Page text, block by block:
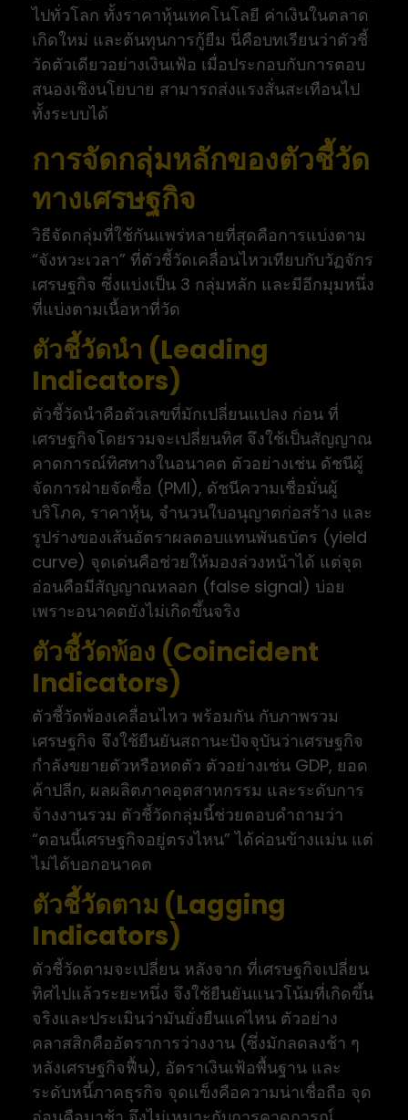
ไปทั่วโลก ทั้งราคาหุ้นเทคโนโลยี ค่าเงินในตลาด
เกิดใหม่ และต้นทุนการกู้ยืม นี่คือบทเรียนว่าตัวชี้
วัดตัวเดียวอย่างเงินเฟ้อ เมื่อประกอบกับการตอบ
สนองเชิงนโยบาย สามารถส่งแรงสั่นสะเทือนไป
ทั้งระบบได้
การจัดกลุ่มหลักของตัวชี้วัด
ทางเศรษฐกิจ
วิธีจัดกลุ่มที่ใช้กันแพร่หลายที่สุดคือการแบ่งตาม
“จังหวะเวลา” ที่ตัวชี้วัดเคลื่อนไหวเทียบกับวัฏจักร
เศรษฐกิจ ซึ่งแบ่งเป็น 3 กลุ่มหลัก และมีอีกมุมหนึ่ง
ที่แบ่งตามเนื้อหาที่วัด
ตัวชี้วัดนำ (Leading
Indicators)
ตัวชี้วัดนำคือตัวเลขที่มักเปลี่ยนแปลง ก่อน ที่
เศรษฐกิจโดยรวมจะเปลี่ยนทิศ จึงใช้เป็นสัญญาณ
คาดการณ์ทิศทางในอนาคต ตัวอย่างเช่น ดัชนีผู้
จัดการฝ่ายจัดซื้อ (PMI), ดัชนีความเชื่อมั่นผู้
บริโภค, ราคาหุ้น, จำนวนใบอนุญาตก่อสร้าง และ
รูปร่างของเส้นอัตราผลตอบแทนพันธบัตร (yield
curve) จุดเด่นคือช่วยให้มองล่วงหน้าได้ แต่จุด
อ่อนคือมีสัญญาณหลอก (false signal) บ่อย
เพราะอนาคตยังไม่เกิดขึ้นจริง
ตัวชี้วัดพ้อง (Coincident
Indicators)
ตัวชี้วัดพ้องเคลื่อนไหว พร้อมกัน กับภาพรวม
เศรษฐกิจ จึงใช้ยืนยันสถานะปัจจุบันว่าเศรษฐกิจ
กำลังขยายตัวหรือหดตัว ตัวอย่างเช่น GDP, ยอด
ค้าปลีก, ผลผลิตภาคอุตสาหกรรม และระดับการ
จ้างงานรวม ตัวชี้วัดกลุ่มนี้ช่วยตอบคำถามว่า
“ตอนนี้เศรษฐกิจอยู่ตรงไหน” ได้ค่อนข้างแม่น แต่
ไม่ได้บอกอนาคต
ตัวชี้วัดตาม (Lagging
Indicators)
ตัวชี้วัดตามจะเปลี่ยน หลังจาก ที่เศรษฐกิจเปลี่ยน
ทิศไปแล้วระยะหนึ่ง จึงใช้ยืนยันแนวโน้มที่เกิดขึ้น
จริงและประเมินว่ามันยั่งยืนแค่ไหน ตัวอย่าง
คลาสสิกคืออัตราการว่างงาน (ซึ่งมักลดลงช้า ๆ
หลังเศรษฐกิจฟื้น), อัตราเงินเฟ้อพื้นฐาน และ
ระดับหนี้ภาคธุรกิจ จุดแข็งคือความน่าเชื่อถือ จุด